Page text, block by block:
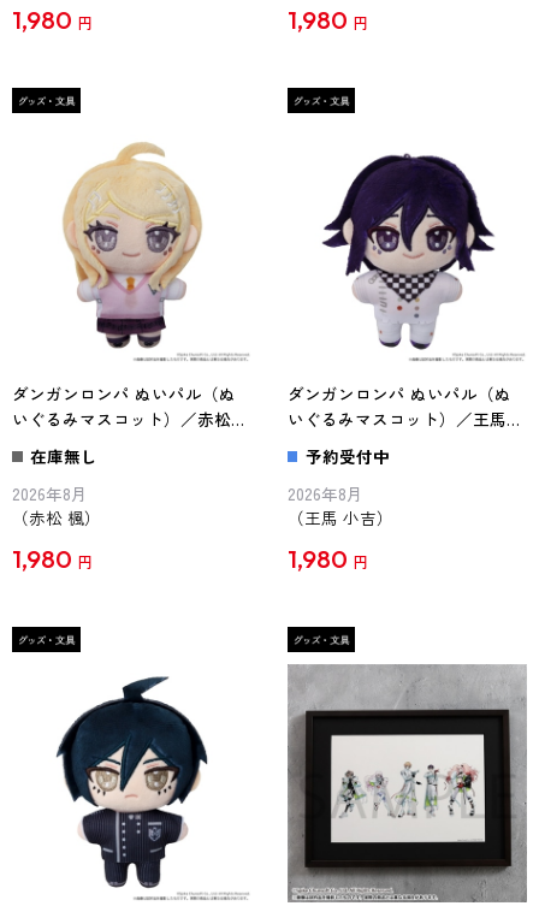
1,980 円 1,980 円
ダンガンロンパ ぬいパル（ぬ
いぐるみマスコット）／赤松
在庫無し
2026年8月
（赤松 楓）
1,980 円
ダンガンロンパ ぬいパル（ぬ
いぐるみマスコット）／王馬
予約受付中
2026年8月
（王馬 小吉）
1,980 円